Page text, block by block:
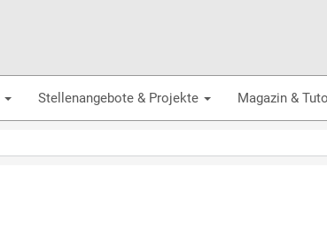
Stellenangebote & Projekte Magazin &